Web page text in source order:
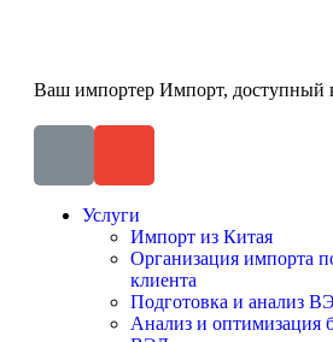
Ваш импортер Импорт, доступный
Услуги
Импорт из Китая
Организация импорта
клиента
Подготовка и анализ
Анализ и оптимизация